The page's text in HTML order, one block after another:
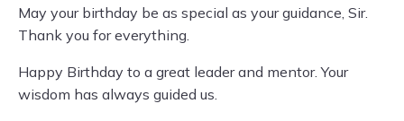
May your birthday be as special as your guidance, Sir.
Thank you for everything.
Happy Birthday to a great leader and mentor. Your
wisdom has always guided us.